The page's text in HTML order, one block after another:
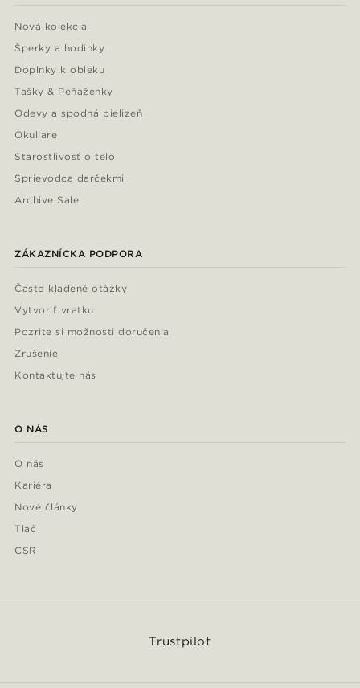
Nová kolekcia
Šperky a hodinky
Doplnky k obleku
Tašky & Peňaženky
Odevy a spodná bielizeň
Okuliare
Starostlivosť o telo
Sprievodca darčekmi
Archive Sale
ZÁKAZNÍCKA PODPORA
Často kladené otázky
Vytvoriť vratku
Pozrite si možnosti doručenia
Zrušenie
Kontaktujte nás
O NÁS
O nás
Kariéra
Nové články
Tlač
CSR
Trustpilot